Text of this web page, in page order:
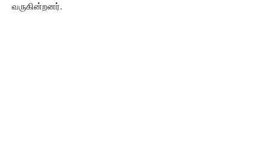
வருகின்றனர்.